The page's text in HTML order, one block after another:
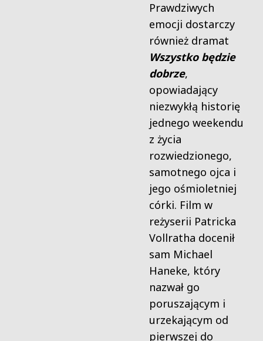
Prawdziwych
emocji dostarczy
również dramat
Wszystko będzie
dobrze,
opowiadający
niezwykłą historię
jednego weekendu
z życia
rozwiedzionego,
samotnego ojca i
jego ośmioletniej
córki. Film w
reżyserii Patricka
Vollratha docenił
sam Michael
Haneke, który
nazwał go
poruszającym i
urzekającym od
pierwszej do